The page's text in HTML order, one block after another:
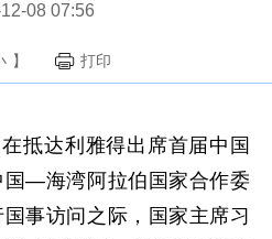
08 07:56
】 打印
抵达利雅得出席首届中国
—海湾阿拉伯国家合作委
事访问之际，国家主席习